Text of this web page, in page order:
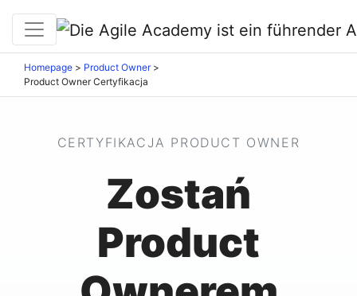
Homepage > Product Owner>
Product Owner Certyfikacja
CERTYFIKACJA PRODUCT OWNER
Zostań
Product